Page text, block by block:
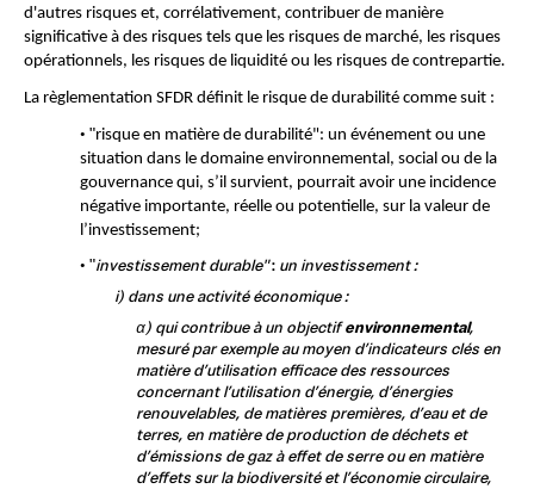
d'autres risques et, corrélativement, contribuer de manière
significative à des risques tels que les risques de marché, les risques
opérationnels, les risques de liquidité ou les risques de contrepartie.
La règlementation SFDR définit le risque de durabilité comme suit :
• "risque en matière de durabilité": un événement ou une
situation dans le domaine environnemental, social ou de la
gouvernance qui, s’il survient, pourrait avoir une incidence
négative importante, réelle ou potentielle, sur la valeur de
l’investissement;
• "investissement durable" : un investissement :
i) dans une activité économique :
α) qui contribue à un objectif environnemental,
mesuré par exemple au moyen d’indicateurs clés en
matière d’utilisation efficace des ressources
concernant l’utilisation d’énergie, d’énergies
renouvelables, de matières premières, d’eau et de
terres, en matière de production de déchets et
d’émissions de gaz à effet de serre ou en matière
d’effets sur la biodiversité et l’économie circulaire,